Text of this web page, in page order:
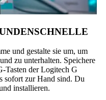
und gestalte sie um, um
zu unterhalten. Speichere
Tasten der Logitech G
sofort zur Hand sind. Du
installieren.